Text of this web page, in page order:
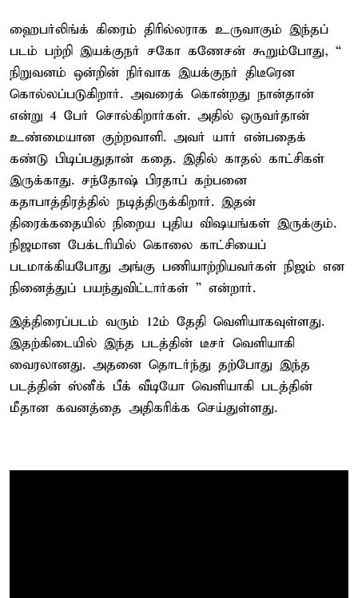
ஹைபர்லிங்க் கிரைம் திரில்லராக உருவாகும் இந்தப்
படம் பற்றி இயக்குநர் சகோ கணேசன் கூறும்போது, “
நிறுவனம் ஒன்றின் நிர்வாக இயக்குநர் திடீரென
கொல்லப்படுகிறார். அவரைக் கொன்றது நான்தான்
என்று 4 பேர் சொல்கிறார்கள். அதில் ஒருவர்தான்
உண்மையான குற்றவாளி. அவர் யார் என்பதைக்
கண்டு பிடிப்பதுதான் கதை. இதில் காதல் காட்சிகள்
இருக்காது. சந்தோஷ் பிரதாப் கற்பனை
கதாபாத்திரத்தில் நடித்திருக்கிறார். இதன்
திரைக்கதையில் நிறைய புதிய விஷயங்கள் இருக்கும்.
நிஜமான பேக்டரியில் கொலை காட்சியைப்
படமாக்கியபோது அங்கு பணியாற்றியவர்கள் நிஜம் என
நினைத்துப் பயந்துவிட்டார்கள் ” என்றார்.
இத்திரைப்படம் வரும் 12ம் தேதி வெளியாகவுள்ளது.
இதற்கிடையில் இந்த படத்தின் டீசர் வெளியாகி
வைரலானது. அதனை தொடர்ந்து தற்போது இந்த
படத்தின் ஸ்னீக் பீக் வீடியோ வெளியாகி படத்தின்
மீதான கவனத்தை அதிகரிக்க செய்துள்ளது.